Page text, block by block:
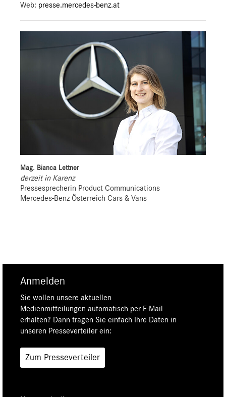
Web: presse.mercedes-benz.at
Mag. Bianca Lettner
derzeit in Karenz
Pressesprecherin Product Communications
Mercedes-Benz Österreich Cars & Vans
Anmelden
Sie wollen unsere aktuellen
Medienmitteilungen automatisch per E-Mail
erhalten? Dann tragen Sie einfach Ihre Daten in
unseren Presseverteiler ein:
Zum Presseverteiler